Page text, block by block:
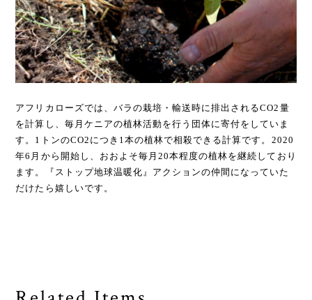
アフリカローズでは、バラの栽培・輸送時に排出されるCO2量
を計算し、毎月ケニアの植林活動を行う団体に寄付をしていま
す。1トンのCO2につき1本の植林で相殺できる計算です。2020
年6月から開始し、おおよそ毎月20本程度の植林を継続しており
ます。『ストップ地球温暖化』アクションの仲間になっていた
だけたら嬉しいです。